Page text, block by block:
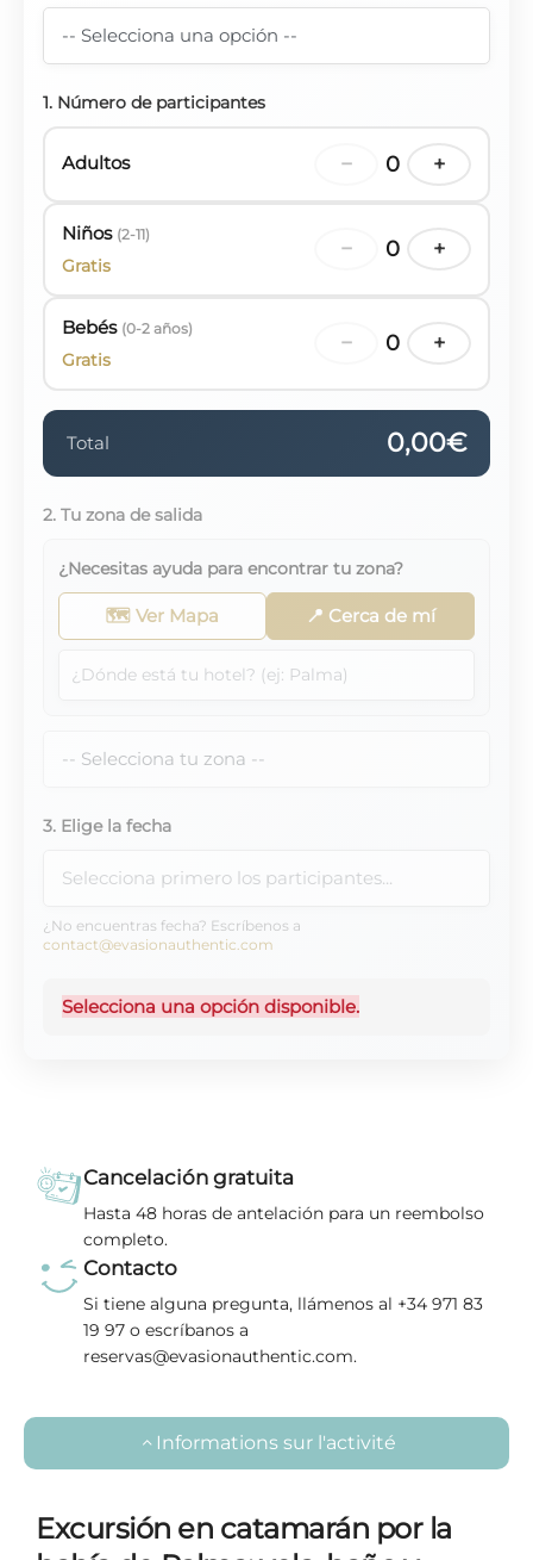
1. Número de participantes
Adultos − 0 +
Niños (2-11)
Gratis
− 0 +
Bebés (0-2 años)
Gratis
− 0 +
Total 0,00€
2. Tu zona de salida
¿Necesitas ayuda para encontrar tu zona?
🗺️ Ver Mapa 📍 Cerca de mí
3. Elige la fecha
¿No encuentras fecha? Escríbenos a
contact@evasionauthentic.com
Selecciona una opción disponible.
Cancelación gratuita
Hasta 48 horas de antelación para un reembolso
completo.
Contacto
Si tiene alguna pregunta, llámenos al +34 971 83
19 97 o escríbanos a
reservas@evasionauthentic.com.
Informations sur l'activité
Excursión en catamarán por la